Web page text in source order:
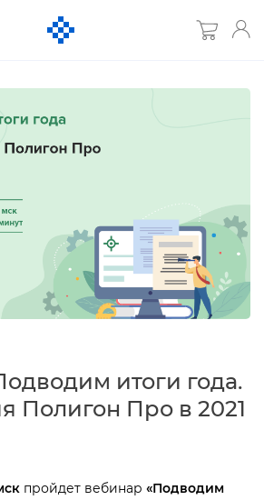
итоги года.
Полигон Про в 2021
пройдет вебинар «Подводим